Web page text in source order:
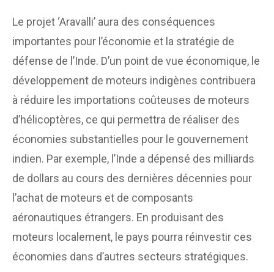
Le projet ‘Aravalli’ aura des conséquences
importantes pour l’économie et la stratégie de
défense de l’Inde. D’un point de vue économique, le
développement de moteurs indigènes contribuera
à réduire les importations coûteuses de moteurs
d’hélicoptères, ce qui permettra de réaliser des
économies substantielles pour le gouvernement
indien. Par exemple, l’Inde a dépensé des milliards
de dollars au cours des dernières décennies pour
l’achat de moteurs et de composants
aéronautiques étrangers. En produisant des
moteurs localement, le pays pourra réinvestir ces
économies dans d’autres secteurs stratégiques.